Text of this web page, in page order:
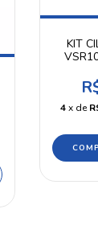
KIT
4x de